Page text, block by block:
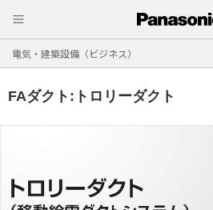
電気・建築設備（ビジネス）
FAダクト:トロリーダクト